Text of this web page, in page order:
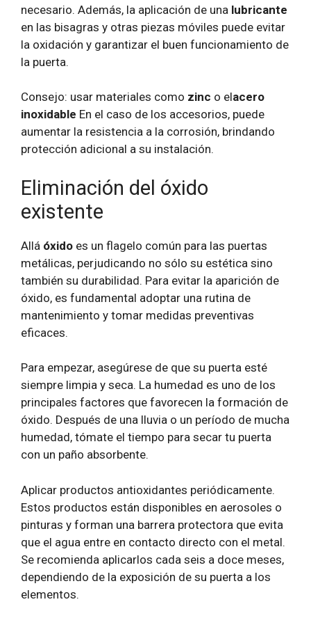
necesario. Además, la aplicación de una lubricante
en las bisagras y otras piezas móviles puede evitar
la oxidación y garantizar el buen funcionamiento de
la puerta.
Consejo: usar materiales como zinc o elacero
inoxidable En el caso de los accesorios, puede
aumentar la resistencia a la corrosión, brindando
protección adicional a su instalación.
Eliminación del óxido
existente
Allá óxido es un flagelo común para las puertas
metálicas, perjudicando no sólo su estética sino
también su durabilidad. Para evitar la aparición de
óxido, es fundamental adoptar una rutina de
mantenimiento y tomar medidas preventivas
eficaces.
Para empezar, asegúrese de que su puerta esté
siempre limpia y seca. La humedad es uno de los
principales factores que favorecen la formación de
óxido. Después de una lluvia o un período de mucha
humedad, tómate el tiempo para secar tu puerta
con un paño absorbente.
Aplicar productos antioxidantes periódicamente.
Estos productos están disponibles en aerosoles o
pinturas y forman una barrera protectora que evita
que el agua entre en contacto directo con el metal.
Se recomienda aplicarlos cada seis a doce meses,
dependiendo de la exposición de su puerta a los
elementos.